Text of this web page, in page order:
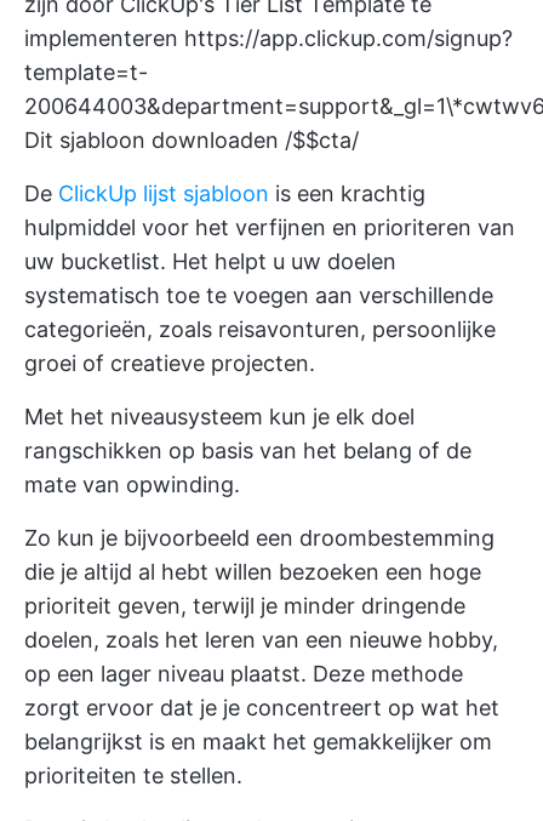
implementeren https://app.clickup.com/signup?
template=t-
Dit sjabloon downloaden /$$cta/
De ClickUp lijst sjabloon is een krachtig
hulpmiddel voor het verfijnen en prioriteren van
uw bucketlist. Het helpt u uw doelen
systematisch toe te voegen aan verschillende
categorieën, zoals reisavonturen, persoonlijke
groei of creatieve projecten.
Met het niveausysteem kun je elk doel
rangschikken op basis van het belang of de
mate van opwinding.
Zo kun je bijvoorbeeld een droombestemming
die je altijd al hebt willen bezoeken een hoge
prioriteit geven, terwijl je minder dringende
doelen, zoals het leren van een nieuwe hobby,
op een lager niveau plaatst. Deze methode
zorgt ervoor dat je je concentreert op wat het
belangrijkst is en maakt het gemakkelijker om
prioriteiten te stellen.